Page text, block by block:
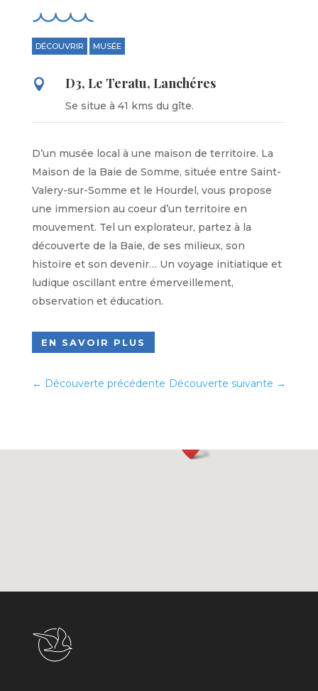
DÉCOUVRIR MUSÉE
 D3, Le Teratu, Lanchéres
Se situe à 41 kms du gîte.
D’un musée local à une maison de territoire. La
Maison de la Baie de Somme, située entre Saint-
Valery-sur-Somme et le Hourdel, vous propose
une immersion au coeur d’un territoire en
mouvement. Tel un explorateur, partez à la
découverte de la Baie, de ses milieux, son
histoire et son devenir… Un voyage initiatique et
ludique oscillant entre émerveillement,
observation et éducation.
EN SAVOIR PLUS
← Découverte précédente Découverte suivante →